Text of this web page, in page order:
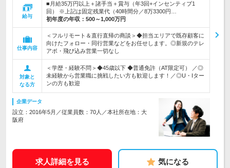
給与
■月給35万円以上＋諸手当＋賞与（年3回+インセンティブ1
回） ※上記は固定残業代（40時間分／8万3300円…
初年度の年収： 500～1,000万円
仕事内容
＜フルリモート＆直行直帰の商談＞◆担当エリアで既存顧客に
向けたフォロー・同行営業などをお任せします。◎新規のテレ
アポ・飛び込み営業一切なし
対象と
なる方
＜学歴・経験不問＞◆45歳以下 ◆普通免許（AT限定可） ／◎
未経験から営業職に挑戦したい方も歓迎します！／◎U・Iター
ンの方も歓迎
企業データ
設立：2016年5月／従業員数：70人／本社所在地：大
阪府
求人詳細を見る 気になる